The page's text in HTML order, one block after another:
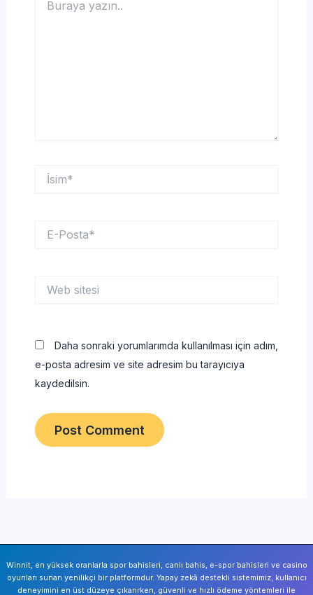
yazın..
İsim*
Posta*
sitesi
Daha sonraki yorumlarımda kullanılması için adım,
e-posta adresim ve site adresim bu tarayıcıya
kaydedilsin.
Winnit, en yüksek oranlarla spor bahisleri, canlı bahis, e-spor bahisleri ve casino
oyunları sunan yenilikçi bir platformdur. Yapay zekâ destekli sistemimiz, kullanıcı
deneyimini en üst düzeye çıkarırken, güvenli ve hızlı ödeme yöntemleri ile